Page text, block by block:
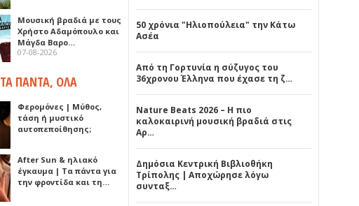
Μουσική βραδιά με τους
Χρήστο Αδαμόπουλο και
Μάγδα Βαρο…
07-08-2026
ΤΑ ΠΑΝΤΑ, ΟΛΑ
Φερομόνες | Μύθος,
τάση ή μυστικό
αυτοπεποίθησης;
After Sun & ηλιακό
έγκαυμα | Τα πάντα για
την φροντίδα και τη…
50 χρόνια "Ηλιοπούλεια" την Κάτω
Ασέα
Από τη Γορτυνία η σύζυγος του
36χρονου Έλληνα που έχασε τη ζ…
Nature Beats 2026 – Η πιο
καλοκαιρινή μουσική βραδιά στις
Αρ…
Δημόσια Κεντρική Βιβλιοθήκη
Τρίπολης | Αποχώρησε λόγω
συνταξ…